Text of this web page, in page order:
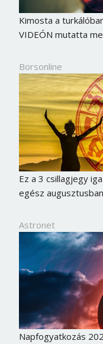
Kimosta a
VIDEÓN mutatta
Borsonline
Ez a 3 csillagjegy
egész augusztusban
Astronet
Napfogyatkozás
Jelszó